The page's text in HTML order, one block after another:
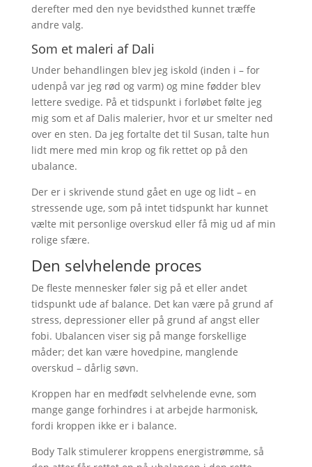
derefter med den nye bevidsthed kunnet træffe
andre valg.
Som et maleri af Dali
Under behandlingen blev jeg iskold (inden i – for
udenpå var jeg rød og varm) og mine fødder blev
lettere svedige. På et tidspunkt i forløbet følte jeg
mig som et af Dalis malerier, hvor et ur smelter ned
over en sten. Da jeg fortalte det til Susan, talte hun
lidt mere med min krop og fik rettet op på den
ubalance.
Der er i skrivende stund gået en uge og lidt – en
stressende uge, som på intet tidspunkt har kunnet
vælte mit personlige overskud eller få mig ud af min
rolige sfære.
Den selvhelende proces
De fleste mennesker føler sig på et eller andet
tidspunkt ude af balance. Det kan være på grund af
stress, depressioner eller på grund af angst eller
fobi. Ubalancen viser sig på mange forskellige
måder; det kan være hovedpine, manglende
overskud – dårlig søvn.
Kroppen har en medfødt selvhelende evne, som
mange gange forhindres i at arbejde harmonisk,
fordi kroppen ikke er i balance.
Body Talk stimulerer kroppens energistrømme, så